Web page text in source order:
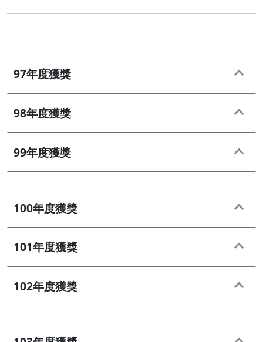
97年度獲獎
98年度獲獎
99年度獲獎
100年度獲獎
101年度獲獎
102年度獲獎